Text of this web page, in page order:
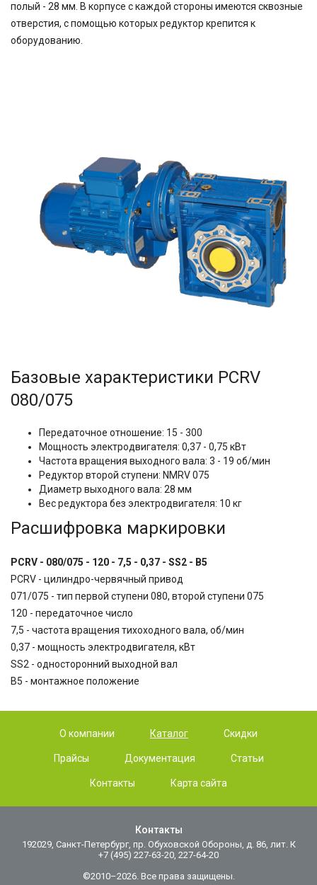
полый - 28 мм. В корпусе с каждой стороны имеются сквозные
отверстия, с помощью которых редуктор крепится к
оборудованию.
Базовые характеристики PCRV
080/075
Передаточное отношение: 15 - 300
Мощность электродвигателя: 0,37 - 0,75 кВт
Частота вращения выходного вала: 3 - 19 об/мин
Редуктор второй ступени: NMRV 075
Диаметр выходного вала: 28 мм
Вес редуктора без электродвигателя: 10 кг
Расшифровка маркировки
PCRV - 080/075 - 120 - 7,5 - 0,37 - SS2 - B5
PCRV - цилиндро-червячный привод
071/075 - тип первой ступени 080, второй ступени 075
120 - передаточное число
7,5 - частота вращения тихоходного вала, об/мин
0,37 - мощность электродвигателя, кВт
SS2 - односторонний выходной вал
B5 - монтажное положение
О компании Каталог Скидки
Прайсы Документация Статьи
Контакты Карта сайта
Контакты
192029, Санкт-Петербург, пр. Обуховской Обороны, д. 86, лит. К
+7 (495) 227-63-20, 227-64-20
©2010–2026. Все права защищены.